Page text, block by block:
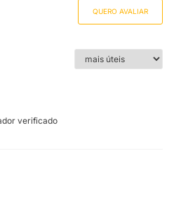
QUERO AVALIAR
verificado